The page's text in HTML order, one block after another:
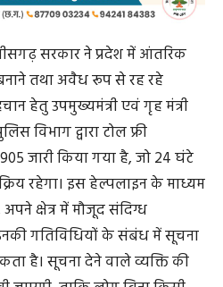
कहा कि देश की सुरक्षा हमारी
मुख्यमंत्री श्री विष्णुदेव साय की
घुसपैठियों और अवैध गतिविधियों
है। जब तक ऐसी ताकतों को जड़ से
नागरिकों की सुरक्षा और शांति
आम जनता को एक सीधा, सुरक्षित
है जिससे वे देशहित में अपनी
अवैध बांग्लादेशी नागरिको की सूचना
पहचान कर रही है।